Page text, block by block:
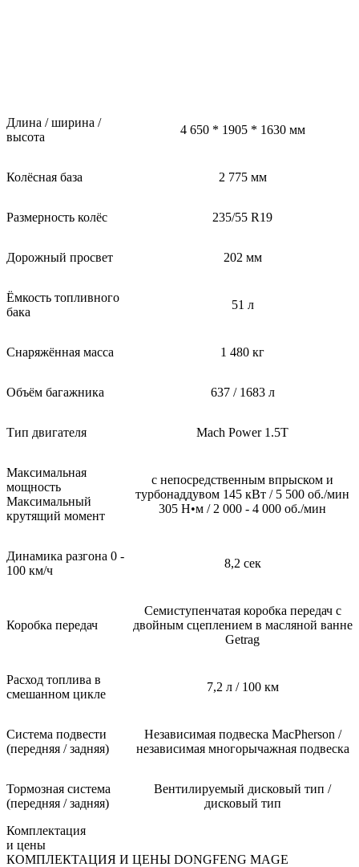
Длина / ширина /
высота
4 650 * 1905 * 1630 мм
Колёсная база 2 775 мм
Размерность колёс 235/55 R19
Дорожный просвет 202 мм
Ёмкость топливного
бака
51 л
Снаряжённая масса 1 480 кг
Объём багажника 637 / 1683 л
Тип двигателя Mach Power 1.5T
Максимальная
мощность
Максимальный
крутящий момент
с непосредственным впрыском и
турбонаддувом 145 кВт / 5 500 об./мин
305 Н•м / 2 000 - 4 000 об./мин
Динамика разгона 0 -
100 км/ч
8,2 сек
Коробка передач
Семиступенчатая коробка передач с
двойным сцеплением в масляной ванне
Getrag
Расход топлива в
смешанном цикле
7,2 л / 100 км
Система подвести
(передняя / задняя)
Независимая подвеска MacPherson /
независимая многорычажная подвеска
Тормозная система
(передняя / задняя)
Вентилируемый дисковый тип /
дисковый тип
Комплектация
и цены
КОМПЛЕКТАЦИЯ И ЦЕНЫ DONGFENG MAGE